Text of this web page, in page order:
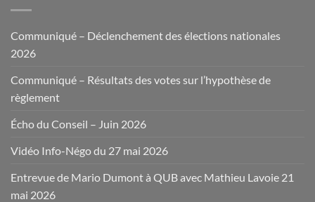
Communiqué – Déclenchement des élections nationales
2026
Communiqué – Résultats des votes sur l’hypothèse de
règlement
Écho du Conseil – Juin 2026
Vidéo Info-Négo du 27 mai 2026
Entrevue de Mario Dumont à QUB avec Mathieu Lavoie 21
mai 2026